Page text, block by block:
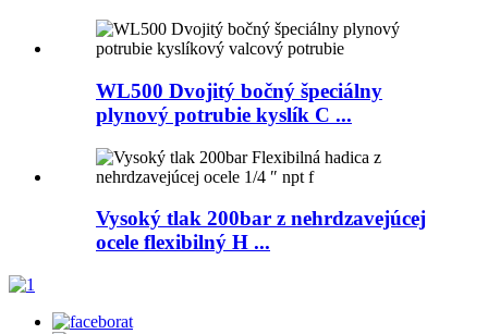
WL500 Dvojitý bočný špeciálny
plynový potrubie kyslík C ...
Vysoký tlak 200bar z nehrdzavejúcej
ocele flexibilný H ...